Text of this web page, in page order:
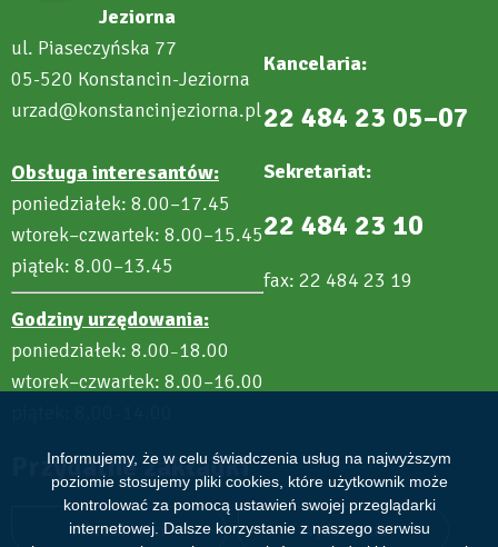
Informujemy, że w celu świadczenia usług na najwyższym
poziomie stosujemy pliki cookies, które użytkownik może
kontrolować za pomocą ustawień swojej przeglądarki
internetowej. Dalsze korzystanie z naszego serwisu
Jeziorna
ul. Piaseczyńska 77
05-520 Konstancin-Jeziorna
urzad@konstancinjeziorna.pl
Obsługa interesantów:
poniedziałek: 8.00–17.45
wtorek–czwartek: 8.00–15.45
piątek: 8.00–13.45
Godziny urzędowania:
poniedziałek: 8.00–18.00
wtorek–czwartek: 8.00–16.00
Kancelaria:
22 484 23 05–07
Sekretariat:
22 484 23 10
fax: 22 484 23 19
Przydatne zakładki
Aktualności Wydarzenia